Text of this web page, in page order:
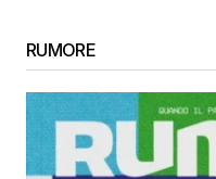
RUMORE